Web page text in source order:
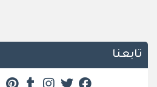
تابعنا